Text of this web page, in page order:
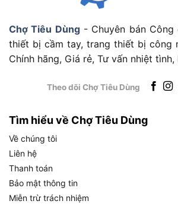
Phụ kiện
đi kèm
chế độ, đầu hút nước,
chổi hút bụi, đầu hút
khe
Kích
x R x C)
lượng
tịnh
8.3 kg
Trọng
lượng
tổng
(bao bì)
Chợ Tiêu Dùng- Chuyên bán Công
thiết bị cầm tay, trang thiết bị công
Chính hãng, Giá rẻ, Tư vấn nhiệt
Theo dõi Chợ Tiêu Dùng
Tìm hiểu về Chợ Tiêu Dùng
Về chúng tôi
Liên hệ
Thanh toán
Bảo mật thông tin
Miễn trừ trách nhiệm